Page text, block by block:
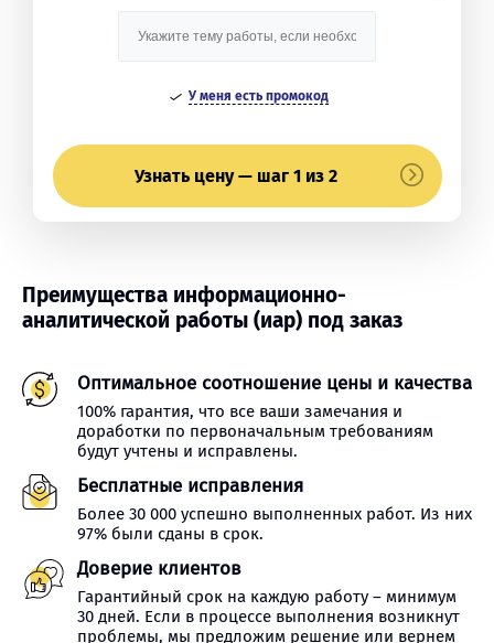
У меня есть промокод
Узнать цену — шаг 1 из 2
Преимущества информационно-
аналитической работы (иар) под заказ
Оптимальное соотношение цены и качества
100% гарантия, что все ваши замечания и
доработки по первоначальным требованиям
будут учтены и исправлены.
Бесплатные исправления
Более 30 000 успешно выполненных работ. Из них
97% были сданы в срок.
Доверие клиентов
Гарантийный срок на каждую работу – минимум
30 дней. Если в процессе выполнения возникнут
проблемы, мы предложим решение или вернем